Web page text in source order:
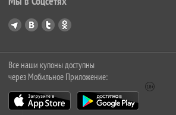
Все наши купоны доступны
через Мобильное Приложение: